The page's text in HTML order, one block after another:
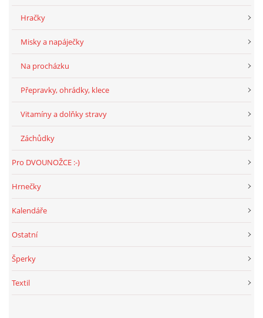
JAK NÁM POMOCI
NATÁČENÍ V TELEVIZI
SLUŽBY
JAK NÁM POMOCI - POMÁHAJÍ NÁM :-)
Hračky
Misky a napáječky
Na procházku
Přepravky, ohrádky, klece
Vitamíny a dolňky stravy
Záchůdky
Pro DVOUNOŽCE :-)
Hrnečky
Kalendáře
Ostatní
Šperky
Textil